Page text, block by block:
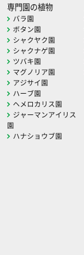
専門園の植物
バラ園
ボタン園
シャクヤク園
シャクナゲ園
ツバキ園
マグノリア園
アジサイ園
ハーブ園
ヘメロカリス園
ジャーマンアイリス
園
ハナショウブ園